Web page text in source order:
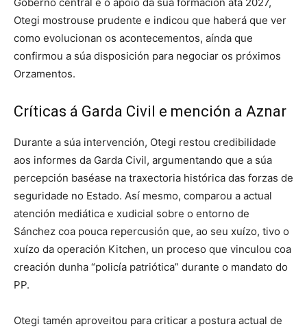
Otegi mostrouse prudente e indicou que haberá que ver
como evolucionan os acontecementos, aínda que
confirmou a súa disposición para negociar os próximos
Orzamentos.
Críticas á Garda Civil e mención a Aznar
Durante a súa intervención, Otegi restou credibilidade
aos informes da Garda Civil, argumentando que a súa
percepción baséase na traxectoria histórica das forzas de
seguridade no Estado. Así mesmo, comparou a actual
atención mediática e xudicial sobre o entorno de
Sánchez coa pouca repercusión que, ao seu xuízo, tivo o
xuízo da operación Kitchen, un proceso que vinculou coa
creación dunha “policía patriótica” durante o mandato do
PP.
Otegi tamén aproveitou para criticar a postura actual de